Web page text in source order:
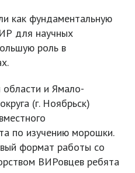
как фундаментальную
для научных
роль в
области и Ямало-
(г. Ноябрьск)
по изучению морошки.
формат работы со
ВИРовцев ребята